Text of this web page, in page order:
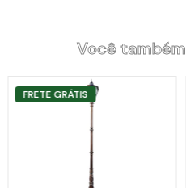
Você também
FRETE GRÁTIS